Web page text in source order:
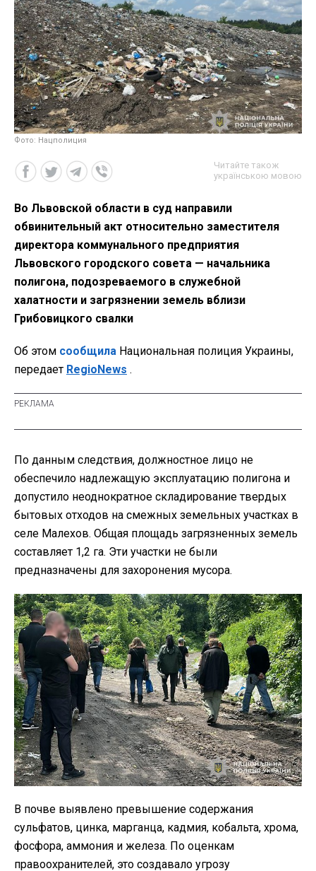
Фото: Нацполиция
Читайте також
українською мовою
Во Львовской области в суд направили
обвинительный акт относительно заместителя
директора коммунального предприятия
Львовского городского совета — начальника
полигона, подозреваемого в служебной
халатности и загрязнении земель вблизи
Грибовицкого свалки
Об этом сообщила Национальная полиция Украины,
передает RegioNews .
По данным следствия, должностное лицо не
обеспечило надлежащую эксплуатацию полигона и
допустило неоднократное складирование твердых
бытовых отходов на смежных земельных участках в
селе Малехов. Общая площадь загрязненных земель
составляет 1,2 га. Эти участки не были
предназначены для захоронения мусора.
В почве выявлено превышение содержания
сульфатов, цинка, марганца, кадмия, кобальта, хрома,
фосфора, аммония и железа. По оценкам
правоохранителей, это создавало угрозу